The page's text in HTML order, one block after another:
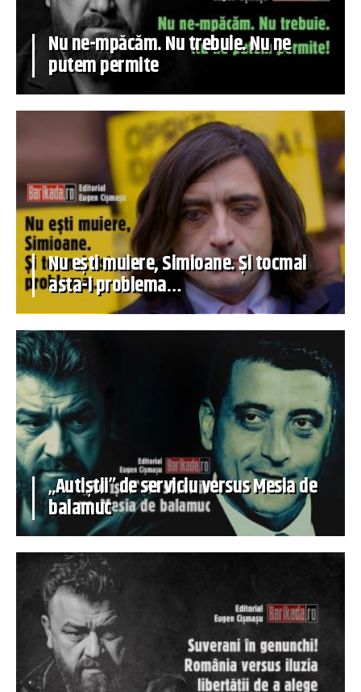
Nu ne-mpăcăm. Nu trebuie. Nu ne
putem permite
Nu ești muiere, Simioane. Și tocmai
asta-i problema…
„Autiștii” de serviciu versus Mesia de
balamuc